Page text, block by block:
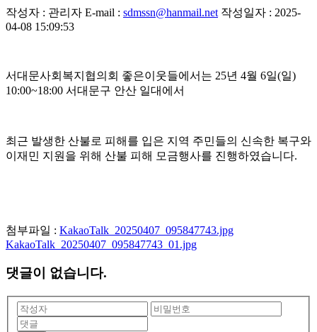
작성자 : 관리자 E-mail : sdmssn@hanmail.net 작성일자 : 2025-
04-08 15:09:53
서대문사회복지협의회 좋은이웃들에서는 25년 4월 6일(일)
10:00~18:00 서대문구 안산 일대에서
최근 발생한 산불로 피해를 입은 지역 주민들의 신속한 복구와
이재민 지원을 위해 산불 피해 모금행사를 진행하였습니다.
첨부파일 : KakaoTalk_20250407_095847743.jpg
KakaoTalk_20250407_095847743_01.jpg
댓글이 없습니다.